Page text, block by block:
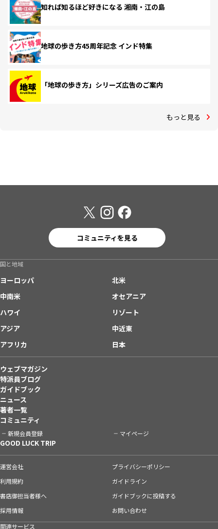
知れば知るほど好きになる 湘南・江の島
地球の歩き方45周年記念 インド特集
「地球の歩き方」シリーズ広告のご案内
もっと見る
コミュニティを見る
国と地域
ヨーロッパ
北米
中南米
オセアニア
ハワイ
リゾート
アジア
中近東
アフリカ
日本
ウェブマガジン
特派員ブログ
ガイドブック
ニュース
著者一覧
コミュニティ
新規会員登録 マイページ
GOOD LUCK TRIP
運営会社
プライバシーポリシー
利用規約
ガイドライン
書店御担当者様へ
ガイドブックに投稿する
採用情報
お問い合わせ
関連サービス